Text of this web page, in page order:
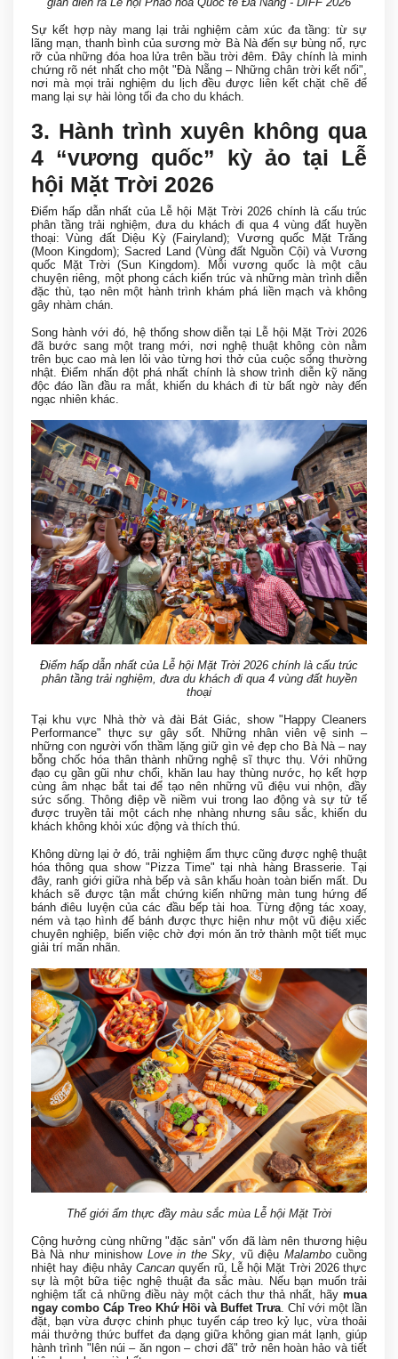
Sự kết hợp này mang lại trải nghiệm cảm xúc đa tầng: từ sự
lãng mạn, thanh bình của sương mờ Bà Nà đến sự bùng nổ, rực
rỡ của những đóa hoa lửa trên bầu trời đêm. Đây chính là minh
chứng rõ nét nhất cho một "Đà Nẵng – Những chân trời kết nối",
nơi mà mọi trải nghiệm du lịch đều được liên kết chặt chẽ để
mang lại sự hài lòng tối đa cho du khách.
3. Hành trình xuyên không qua
4 “vương quốc” kỳ ảo tại Lễ
hội Mặt Trời 2026
Điểm hấp dẫn nhất của Lễ hội Mặt Trời 2026 chính là cấu trúc
phân tầng trải nghiệm, đưa du khách đi qua 4 vùng đất huyền
thoại: Vùng đất Diệu Kỳ (Fairyland); Vương quốc Mặt Trăng
(Moon Kingdom); Sacred Land (Vùng đất Nguồn Cội) và Vương
quốc Mặt Trời (Sun Kingdom). Mỗi vương quốc là một câu
chuyện riêng, một phong cách kiến trúc và những màn trình diễn
đặc thù, tạo nên một hành trình khám phá liền mạch và không
gây nhàm chán.
Song hành với đó, hệ thống show diễn tại Lễ hội Mặt Trời 2026
đã bước sang một trang mới, nơi nghệ thuật không còn nằm
trên bục cao mà len lỏi vào từng hơi thở của cuộc sống thường
nhật. Điểm nhấn đột phá nhất chính là show trình diễn kỹ năng
độc đáo lần đầu ra mắt, khiến du khách đi từ bất ngờ này đến
ngạc nhiên khác.
Điểm hấp dẫn nhất của Lễ hội Mặt Trời 2026 chính là cấu trúc
phân tầng trải nghiệm, đưa du khách đi qua 4 vùng đất huyền
thoại
Tại khu vực Nhà thờ và đài Bát Giác, show "Happy Cleaners
Performance" thực sự gây sốt. Những nhân viên vệ sinh –
những con người vốn thầm lặng giữ gìn vẻ đẹp cho Bà Nà – nay
bỗng chốc hóa thân thành những nghệ sĩ thực thụ. Với những
đạo cụ gần gũi như chổi, khăn lau hay thùng nước, họ kết hợp
cùng âm nhạc bắt tai để tạo nên những vũ điệu vui nhộn, đầy
sức sống. Thông điệp về niềm vui trong lao động và sự tử tế
được truyền tải một cách nhẹ nhàng nhưng sâu sắc, khiến du
khách không khỏi xúc động và thích thú.
Không dừng lại ở đó, trải nghiệm ẩm thực cũng được nghệ thuật
hóa thông qua show "Pizza Time" tại nhà hàng Brasserie. Tại
đây, ranh giới giữa nhà bếp và sân khấu hoàn toàn biến mất. Du
khách sẽ được tận mắt chứng kiến những màn tung hứng đế
bánh điêu luyện của các đầu bếp tài hoa. Từng động tác xoay,
ném và tạo hình đế bánh được thực hiện như một vũ điệu xiếc
chuyên nghiệp, biến việc chờ đợi món ăn trở thành một tiết mục
giải trí mãn nhãn.
Thế giới ẩm thực đầy màu sắc mùa Lễ hội Mặt Trời
Cộng hưởng cùng những "đặc sản" vốn đã làm nên thương hiệu
Bà Nà như minishow Love in the Sky , vũ điệu Malambocuồng
nhiệt hay điệu nhảy Cancan quyến rũ, Lễ hội Mặt Trời 2026 thực
sự là một bữa tiệc nghệ thuật đa sắc màu. Nếu bạn muốn trải
nghiệm tất cả những điều này một cách thư thả nhất, hãy mua
ngay combo Cáp Treo Khứ Hồi và Buffet Trưa . Chỉ với một lần
đặt, bạn vừa được chinh phục tuyến cáp treo kỷ lục, vừa thoải
mái thưởng thức buffet đa dạng giữa không gian mát lạnh, giúp
hành trình "lên núi – ăn ngon – chơi đã" trở nên hoàn hảo và tiết